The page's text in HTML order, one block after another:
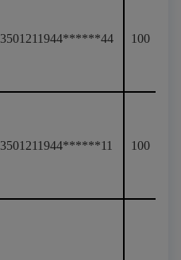
3501211944******44 100
3501211944******11 100